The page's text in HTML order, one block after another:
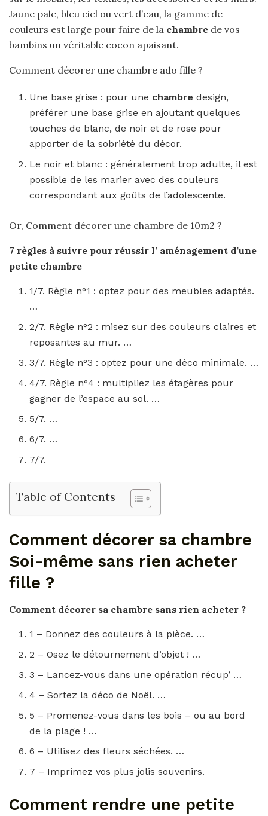
Jaune pale, bleu ciel ou vert d’eau, la gamme de
couleurs est large pour faire de la chambre de vos
bambins un véritable cocon apaisant.
Comment décorer une chambre ado fille ?
Une base grise : pour une chambredesign,
préférer une base grise en ajoutant quelques
touches de blanc, de noir et de rose pour
apporter de la sobriété du décor.
Le noir et blanc : généralement trop adulte, il est
possible de les marier avec des couleurs
correspondant aux goûts de l’adolescente.
Or, Comment décorer une chambre de 10m2 ?
7 règles à suivre pour réussir l’ aménagement d’une
petite chambre
1/7. Règle n°1 : optez pour des meubles adaptés.
…
2/7. Règle n°2 : misez sur des couleurs claires et
reposantes au mur. …
3/7. Règle n°3 : optez pour une déco minimale. …
4/7. Règle n°4 : multipliez les étagères pour
gagner de l’espace au sol. …
5/7. …
6/7. …
7/7.
Table of Contents
Comment décorer sa chambre
Soi-même sans rien acheter
fille ?
Comment décorer sa chambre sans rien acheter ?
1 – Donnez des couleurs à la pièce. …
2 – Osez le détournement d’objet ! …
3 – Lancez-vous dans une opération récup’ …
4 – Sortez la déco de Noël. …
5 – Promenez-vous dans les bois – ou au bord
de la plage ! …
6 – Utilisez des fleurs séchées. …
7 – Imprimez vos plus jolis souvenirs.
Comment rendre une petite